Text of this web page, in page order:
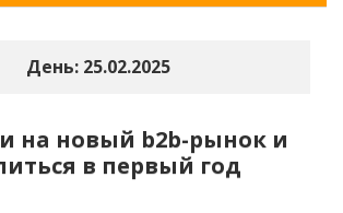
День: 25.02.2025
на новый b2b-рынок и
в первый год